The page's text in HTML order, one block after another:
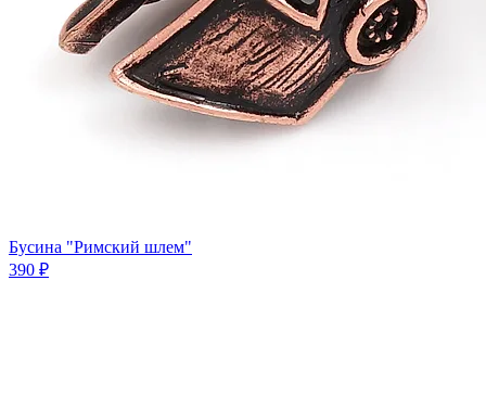
Бусина "Римский шлем"
390 ₽